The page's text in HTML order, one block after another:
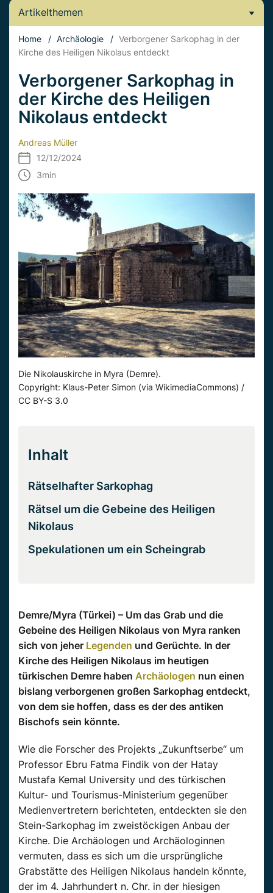
Artikelthemen
Home / Archäologie / Verborgener Sarkophag in der
Kirche des Heiligen Nikolaus entdeckt
Verborgener Sarkophag in
der Kirche des Heiligen
Nikolaus entdeckt
Andreas Müller
12/12/2024
3min
Die Nikolauskirche in Myra (Demre).
Copyright: Klaus-Peter Simon (via WikimediaCommons) /
CC BY-S 3.0
Inhalt
Rätselhafter Sarkophag
Rätsel um die Gebeine des Heiligen
Nikolaus
Spekulationen um ein Scheingrab
Demre/Myra (Türkei) – Um das Grab und die
Gebeine des Heiligen Nikolaus von Myra ranken
sich von jeher Legenden und Gerüchte. In der
Kirche des Heiligen Nikolaus im heutigen
türkischen Demre haben Archäologen nun einen
bislang verborgenen großen Sarkophag entdeckt,
von dem sie hoffen, dass es der des antiken
Bischofs sein könnte.
Wie die Forscher des Projekts „Zukunftserbe“ um
Professor Ebru Fatma Findik von der Hatay
Mustafa Kemal University und des türkischen
Kultur- und Tourismus-Ministerium gegenüber
Medienvertretern berichteten, entdeckten sie den
Stein-Sarkophag im zweistöckigen Anbau der
Kirche. Die Archäologen und Archäologinnen
vermuten, dass es sich um die ursprüngliche
Grabstätte des Heiligen Nikolaus handeln könnte,
der im 4. Jahrhundert n. Chr. in der hiesigen